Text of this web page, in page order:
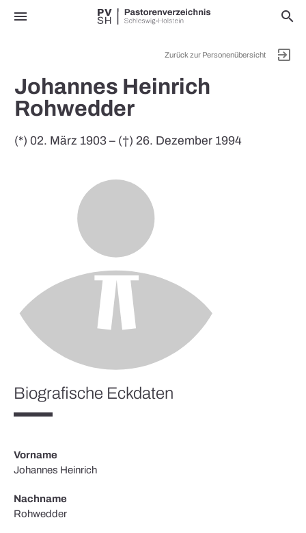
menu search
Zurück zur Personenübersicht exit_to_app
Johannes Heinrich
Rohwedder
(*) 02. März 1903 – (†) 26. Dezember 1994
Biografische Eckdaten
Vorname
Johannes Heinrich
Nachname
Rohwedder